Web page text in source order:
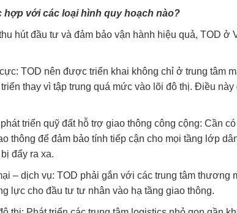
hợp với các loại hình quy hoạch nào?
hút đầu tư và đảm bảo vận hành hiệu quả, TOD
TOD nên được triển khai không chỉ ở trung tâm
thay vì tập trung quá mức vào lõi đô thị. Điều
triển quỹ đất hỗ trợ giao thông công cộng: Cần
thông để đảm bảo tính tiếp cận cho mọi tầng lớp
đẩy ra xa.
– dịch vụ: TOD phải gắn với các trung tâm thương
lực cho đầu tư tư nhân vào hạ tầng giao thông.